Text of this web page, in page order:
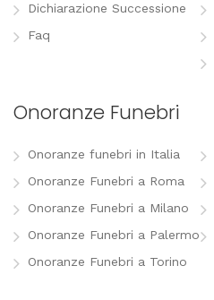
Dichiarazione Successione
Faq
Onoranze Funebri
Onoranze funebri in Italia
Onoranze Funebri a Roma
Onoranze Funebri a Milano
Onoranze Funebri a Palermo
Onoranze Funebri a Torino